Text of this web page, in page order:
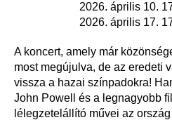
2026. április 10.
2026. április 17.
A koncert, amely már
most megújulva, de az eredeti
vissza a hazai színpadokra!
John Powell és a legnagyobb
lélegzetelállító művei az